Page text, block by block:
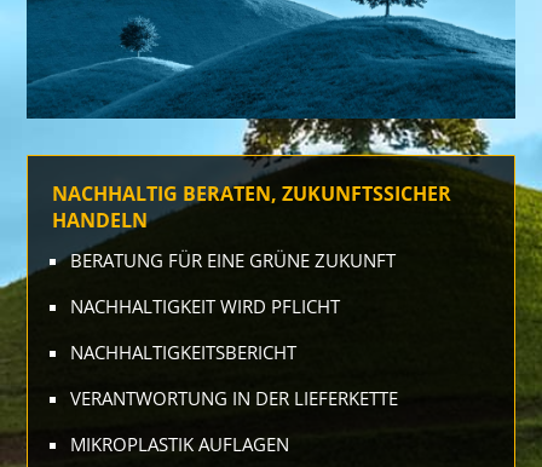
NACHHALTIG BERATEN, ZUKUNFTSSICHER
HANDELN
BERATUNG FÜR EINE GRÜNE ZUKUNFT
NACHHALTIGKEIT WIRD PFLICHT
NACHHALTIGKEITS­BERICHT
VERANTWORTUNG IN DER LIEFERKETTE
MIKROPLASTIK AUFLAGEN